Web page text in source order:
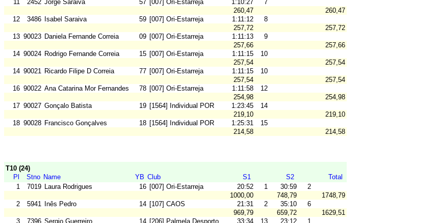
11
2452 Jorge Saraiva 57 [007] Ori-Estarreja 1:10:27
7
260,47
260,47
12
3486 Isabel Saraiva 59 [007] Ori-Estarreja 1:11:12
8
257,72
257,72
13 90023 Daniela Fernande Correia 09 [007] Ori-Estarreja 1:11:13
9
257,66
257,66
14 90024 Rodrigo Fernande Correia 15 [007] Ori-Estarreja 1:11:15
10
257,54
257,54
14 90021 Ricardo Filipe D Correia 77 [007] Ori-Estarreja 1:11:15
10
257,54
257,54
16 90022 Ana Catarina Mor Fernandes 78 [007] Ori-Estarreja 1:11:58
12
254,98
254,98
17 90027 Gonçalo Batista 19 [1564] Individual POR 1:23:45
14
219,10
219,10
18 90028 Francisco Gonçalves 18 [1564] Individual POR 1:25:31
15
214,58
214,58
T10 (24)
Pl
Stno Name YB Club S1 S2
Total
1
7019 Laura Rodrigues 16 [007] Ori-Estarreja 20:52 1 30:59
2
1000,00
748,79
1748,79
2
5941 Inês Pedro 14 [107] CAOS 21:31 2 35:10
6
969,79
659,72
1629,51
3
7396 Sergio Guerreiro 14 [206] Palmela Desporto 33:34 13 23:12 1